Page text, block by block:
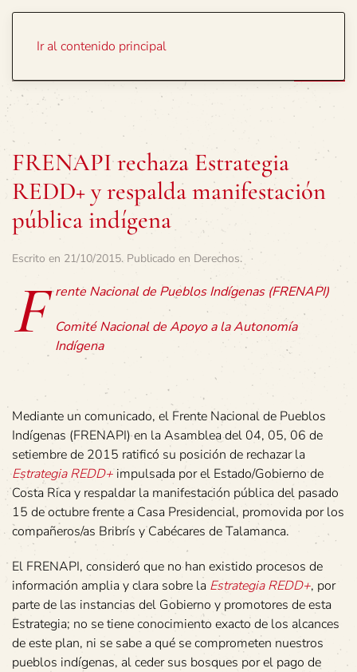
Ir al contenido principal
FRENAPI rechaza Estrategia
REDD+ y respalda manifestación
pública indígena
Escrito en 21/10/2015. Publicado en Derechos.
F rente Nacional de Pueblos Indígenas (FRENAPI)
Comité Nacional de Apoyo a la Autonomía
Indígena
Mediante un comunicado, el Frente Nacional de Pueblos
Indígenas (FRENAPI) en la Asamblea del 04, 05, 06 de
setiembre de 2015 ratificó su posición de rechazar la
Estrategia REDD+ impulsada por el Estado/Gobierno de
Costa Rica y respaldar la manifestación pública del pasado
15 de octubre frente a Casa Presidencial, promovida por los
compañeros/as Bribrís y Cabécares de Talamanca.
El FRENAPI, consideró que no han existido procesos de
información amplia y clara sobre la Estrategia REDD+, por
parte de las instancias del Gobierno y promotores de esta
Estrategia; no se tiene conocimiento exacto de los alcances
de este plan, ni se sabe a qué se comprometen nuestros
pueblos indígenas, al ceder sus bosques por el pago de